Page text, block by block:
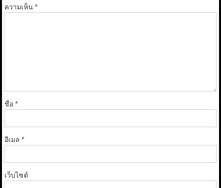
ความเห็น*
ชื่อ*
อีเมล *
เว็บไซต์